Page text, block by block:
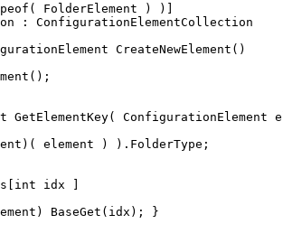
FolderElement ) )]
: ConfigurationElementCollection
CreateNewElement()
GetElementKey( ConfigurationElement
element ) ).FolderType;
idx ]
BaseGet(idx); }